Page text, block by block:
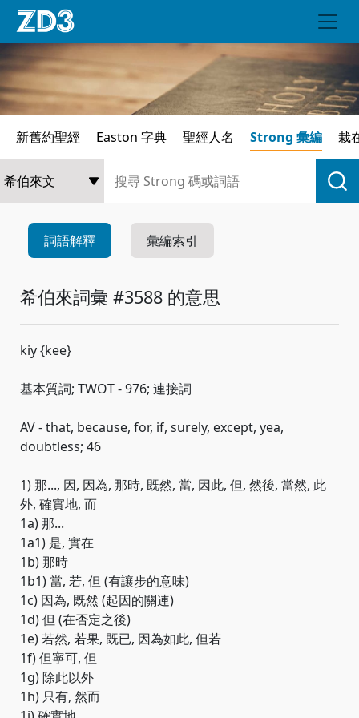
新舊約聖經 Easton 字典 聖經人名 Strong 彙編 栽
詞語解釋 彙編索引
希伯來詞彙 #3588 的意思
kiy {kee}
基本質詞; TWOT - 976; 連接詞
AV - that, because, for, if, surely, except, yea,
doubtless; 46
1) 那..., 因, 因為, 那時, 既然, 當, 因此, 但, 然後, 當然, 此
外, 確實地, 而
1a) 那...
1a1) 是, 實在
1b) 那時
1b1) 當, 若, 但 (有讓步的意味)
1c) 因為, 既然 (起因的關連)
1d) 但 (在否定之後)
1e) 若然, 若果, 既已, 因為如此, 但若
1f) 但寧可, 但
1g) 除此以外
1h) 只有, 然而